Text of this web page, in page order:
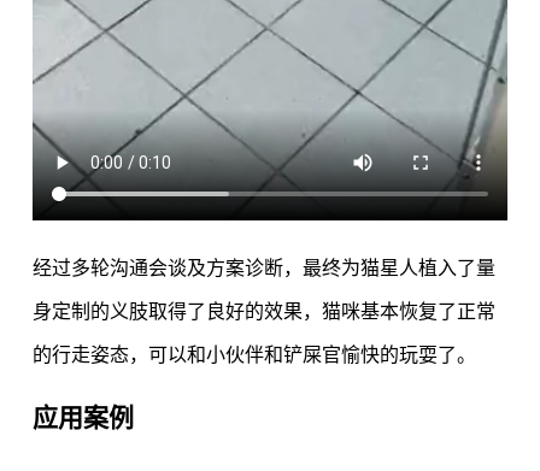
经过多轮沟通会谈及方案诊断，最终为猫星人植入了量
身定制的义肢取得了良好的效果，猫咪基本恢复了正常
的行走姿态，可以和小伙伴和铲屎官愉快的玩耍了。
应用案例